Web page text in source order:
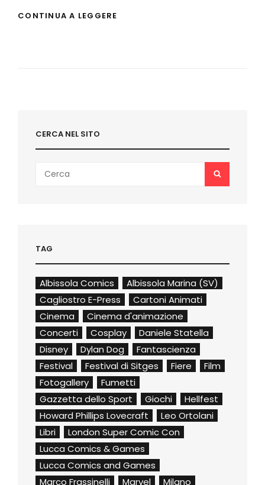
CONTINUA A LEGGERE
CERCA NEL SITO
for:
SEARCH
TAG
Albissola Comics
Albissola Marina (SV)
Cagliostro E-Press
Cartoni Animati
Cinema
Cinema d'animazione
Concerti
Cosplay
Daniele Statella
Disney
Dylan Dog
Fantascienza
Festival
Festival di Sitges Fiere
Film
Fotogallery
Fumetti
Gazzetta dello Sport
Giochi
Hellfest
Howard Phillips Lovecraft
Leo Ortolani
Libri
London Super Comic Con
Lucca Comics & Games
Lucca Comics and Games
Marco Frassinelli
Marvel
Milano